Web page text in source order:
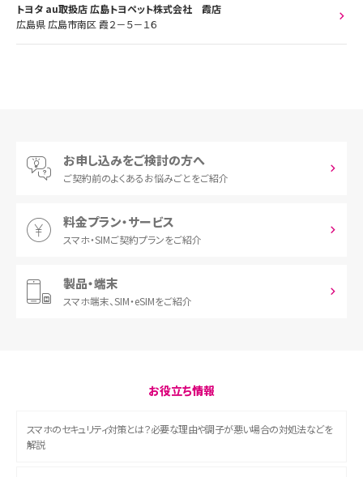
トヨタ au取扱店 広島トヨペット株式会社 霞店
広島県 広島市南区 霞２－５－１６
お申し込みをご検討の方へ
ご契約前のよくあるお悩みごとをご紹介
料金プラン・サービス
スマホ・SIMご契約プランをご紹介
製品・端末
スマホ端末、SIM・eSIMをご紹介
お役立ち情報
スマホのセキュリティ対策とは？必要な理由や調子が悪い場合の対処法などを
解説